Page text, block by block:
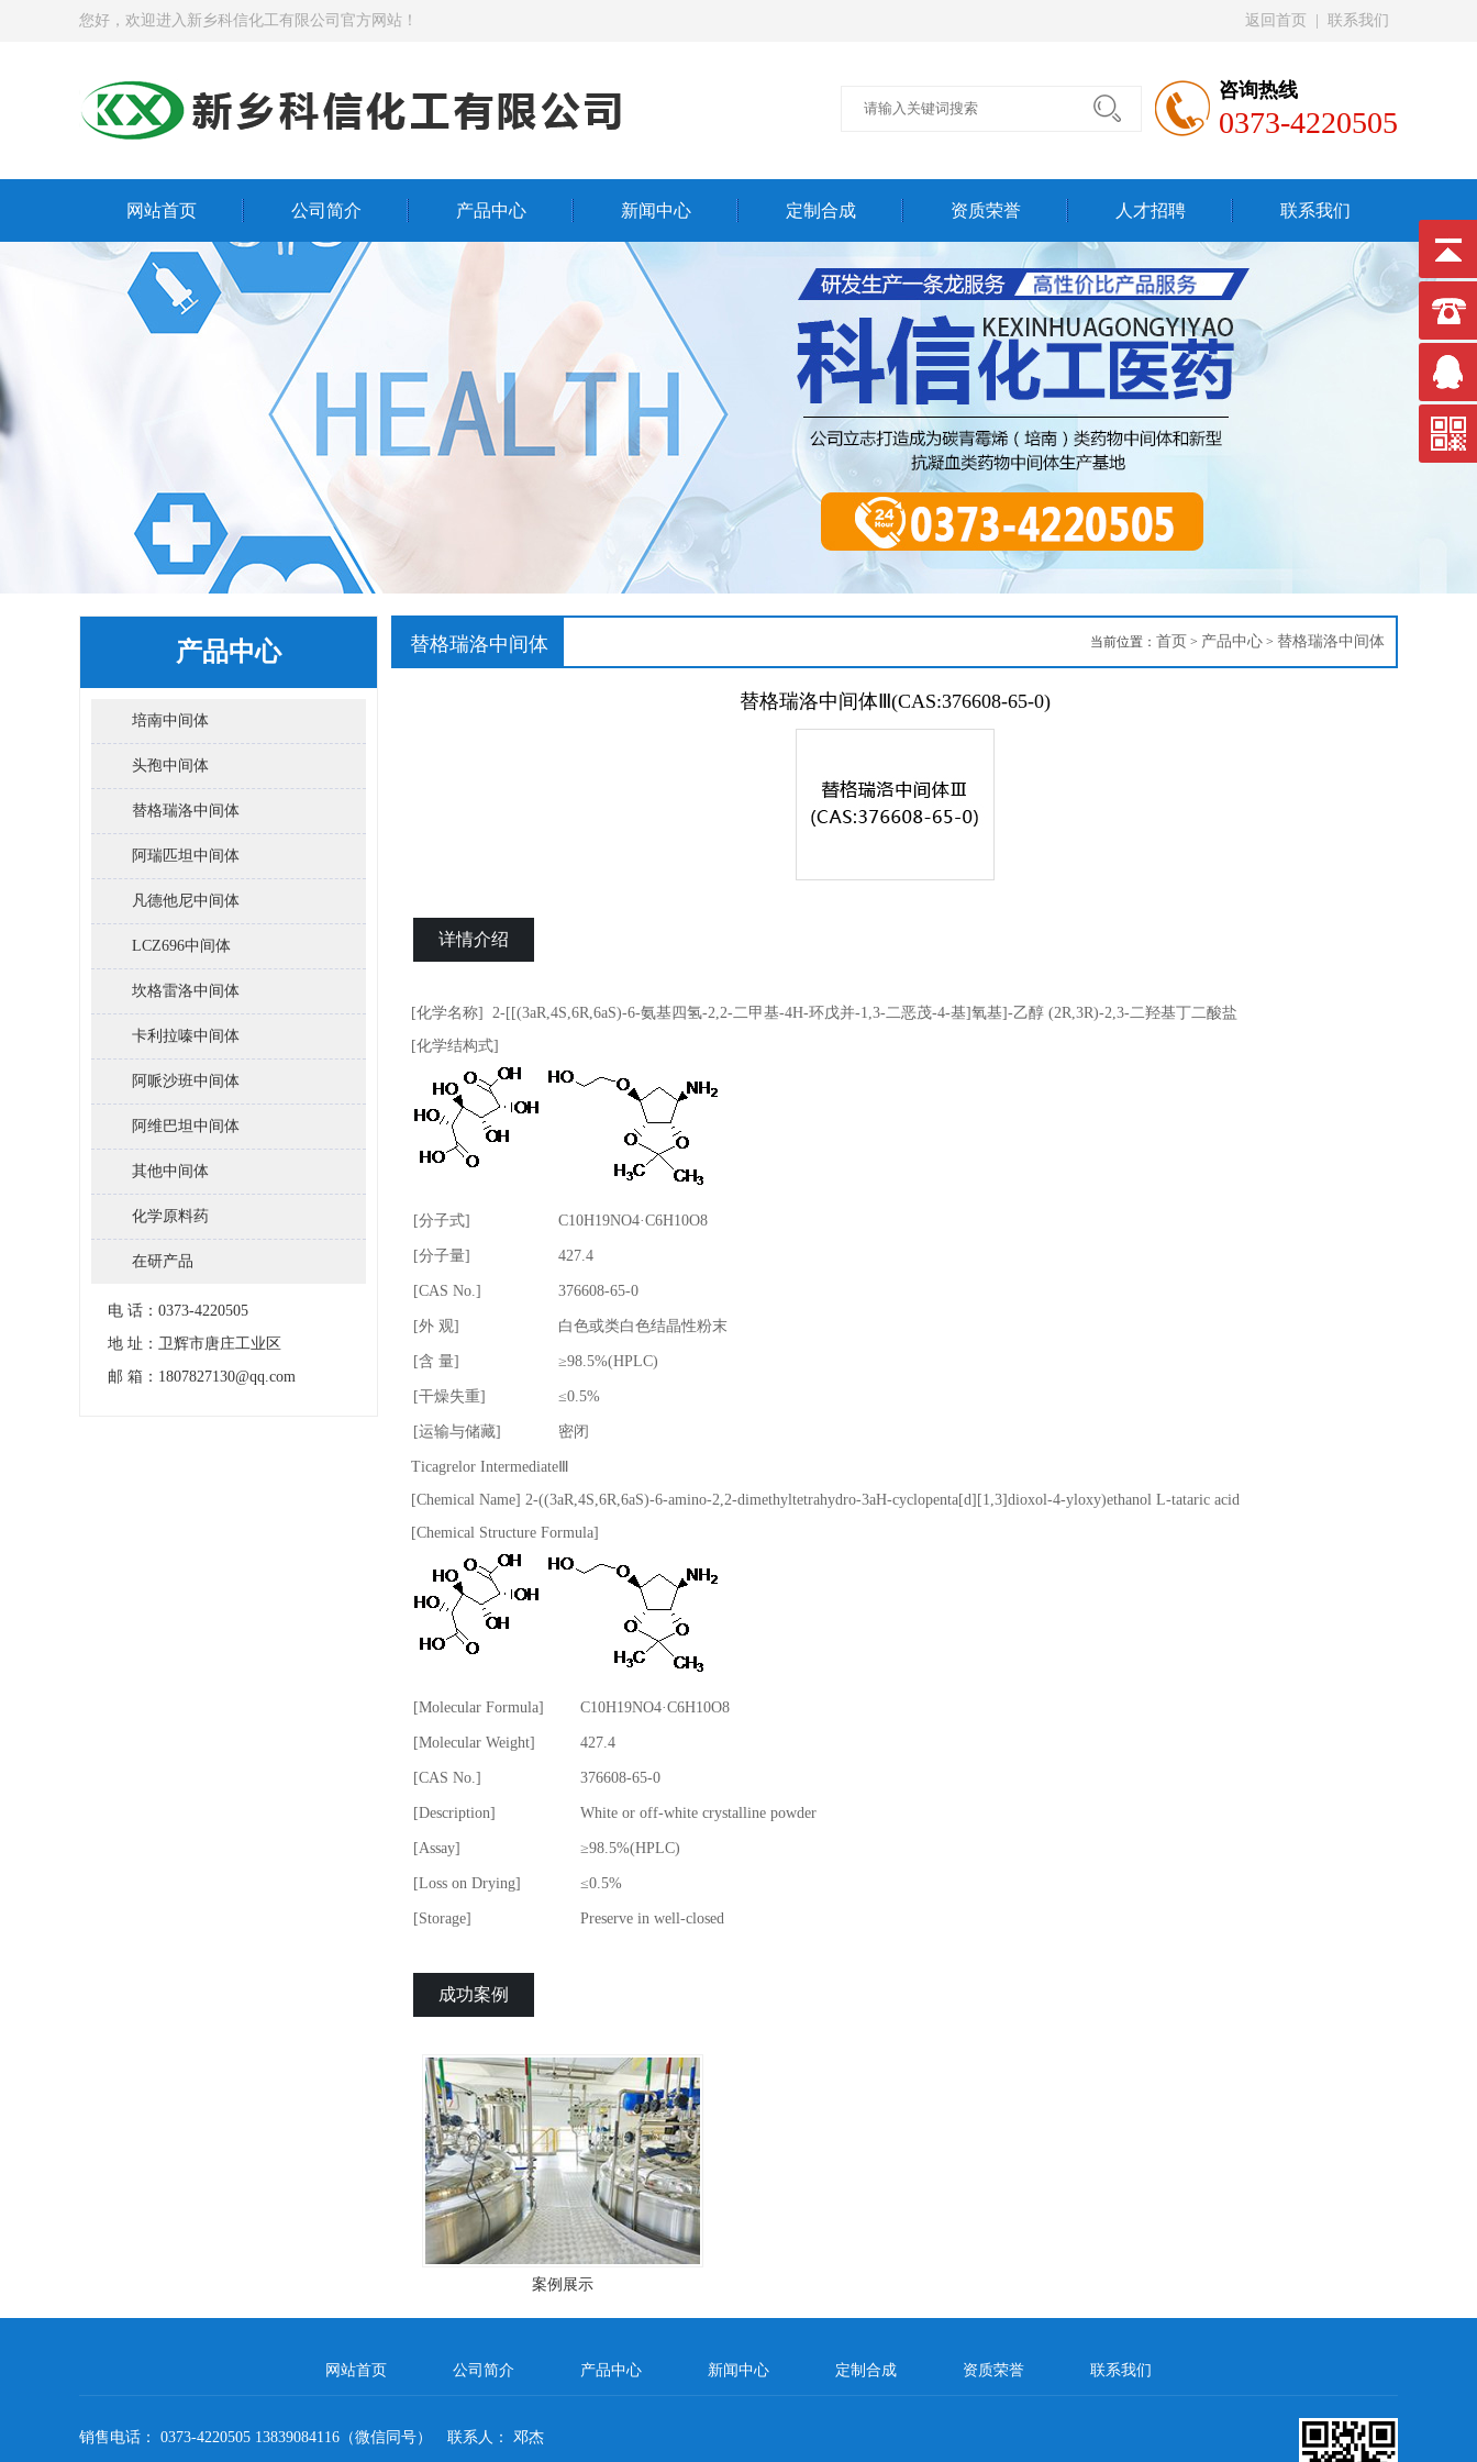
您好，欢迎进入新乡科信化工有限公司官方网站！ 返回首页 联系我们
咨询热线
0373-4220505
网站首页 公司简介 产品中心 新闻中心 定制合成 资质荣誉 人才招聘 联系我们
产品中心
培南中间体
头孢中间体
替格瑞洛中间体
阿瑞匹坦中间体
凡德他尼中间体
LCZ696中间体
坎格雷洛中间体
卡利拉嗪中间体
阿哌沙班中间体
阿维巴坦中间体
其他中间体
化学原料药
在研产品
电 话：0373-4220505
地 址：卫辉市唐庄工业区
邮 箱：1807827130@qq.com
替格瑞洛中间体 当前位置： 首页 > 产品中心 > 替格瑞洛中间体
替格瑞洛中间体Ⅲ(CAS:376608-65-0)
详情介绍
[化学名称] 2-[[(3aR,4S,6R,6aS)-6-氨基四氢-2,2-二甲基-4H-环戊并-1,3-二恶茂-4-基]氧基]-乙醇 (2R,3R)-2,3-二羟基丁二酸盐
[化学结构式]
[分子式] C10H19NO4·C6H10O8
[分子量] 427.4
[CAS No.] 376608-65-0
[外 观] 白色或类白色结晶性粉末
[含 量] ≥98.5%(HPLC)
[干燥失重] ≤0.5%
[运输与储藏] 密闭
Ticagrelor IntermediateⅢ
[Chemical Name] 2-((3aR,4S,6R,6aS)-6-amino-2,2-dimethyltetrahydro-3aH-cyclopenta[d][1,3]dioxol-4-yloxy)ethanol L-tataric acid
[Chemical Structure Formula]
[Molecular Formula] C10H19NO4·C6H10O8
[Molecular Weight] 427.4
[CAS No.] 376608-65-0
[Description] White or off-white crystalline powder
[Assay] ≥98.5%(HPLC)
[Loss on Drying] ≤0.5%
[Storage] Preserve in well-closed
成功案例
案例展示
网站首页 公司简介 产品中心 新闻中心 定制合成 资质荣誉 联系我们
销售电话： 0373-4220505 13839084116（微信同号） 联系人： 邓杰